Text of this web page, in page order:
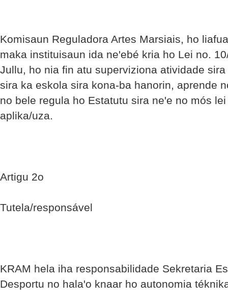
Komisaun Reguladora Artes Marsiais, ho
maka instituisaun ida ne'ebé kria ho Lei no.
Jullu, ho nia fin atu superviziona atividade
sira ka eskola sira kona-ba hanorin, aprende
no bele regula ho Estatutu sira ne'e no mós
aplika/uza.
Artigu 2o
Tutela/responsável
KRAM hela iha responsabilidade Sekretaria
Desportu no hala'o knaar ho autonomia